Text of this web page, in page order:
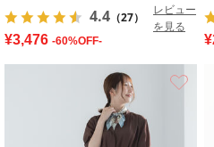
4.4 （27）
レビュー
を見る
¥3,476 -60%OFF-